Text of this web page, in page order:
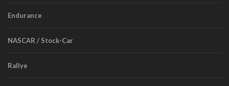
Endurance
NASCAR / Stock-Car
Rallye